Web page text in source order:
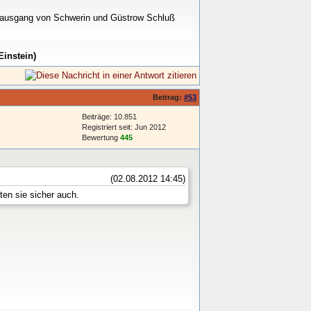
von Schwerin und Güstrow Schluß
Beitrag: #53
Beiträge: 10.851
Registriert seit: Jun 2012
Bewertung 445
(02.08.2012 14:45)
sie sicher auch.